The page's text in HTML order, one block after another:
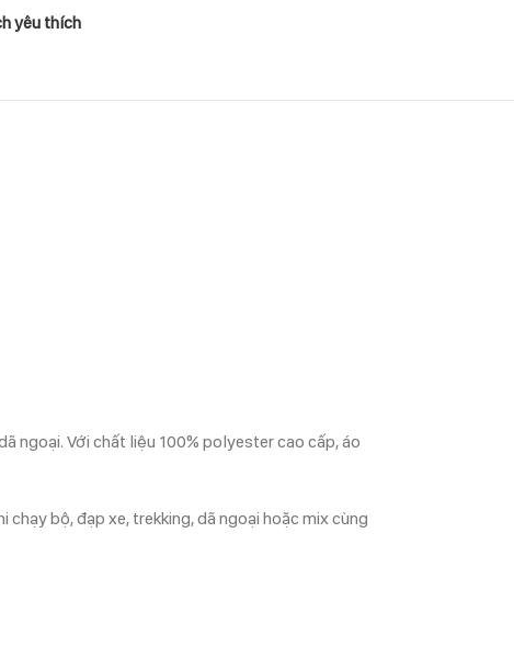
yêu thích
ngoại. Với chất liệu 100% polyester cao cấp, áo
bộ, đạp xe, trekking, dã ngoại hoặc mix cùng